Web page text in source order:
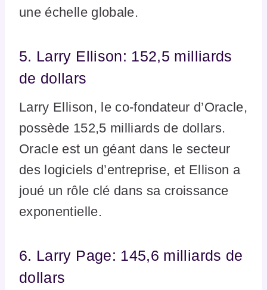
une échelle globale.
5. Larry Ellison: 152,5 milliards
de dollars
Larry Ellison, le co-fondateur d’Oracle,
possède 152,5 milliards de dollars.
Oracle est un géant dans le secteur
des logiciels d’entreprise, et Ellison a
joué un rôle clé dans sa croissance
exponentielle.
6. Larry Page: 145,6 milliards de
dollars